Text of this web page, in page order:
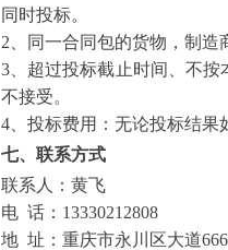
同时投标。
2、同一合同包的货物，制
3、超过投标截止时间、不
不接受。
4、投标费用：无论投标结
七、联系方式
联系人：黄飞
电 话： 13330212808
地 址：重庆市永川区大道